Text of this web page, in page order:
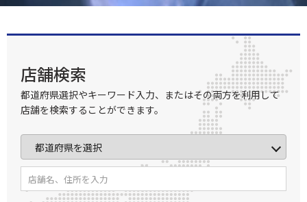
店舗検索
都道府県選択やキーワード入力、またはその両方を利用して
店舗を検索することができます。